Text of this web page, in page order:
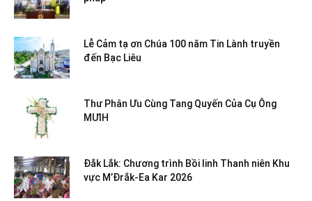
Lễ Cảm tạ ơn Chúa 100 năm Tin Lành truyền
đến Bạc Liêu
Thư Phân Ưu Cùng Tang Quyến Của Cụ Ông
MƯIH
Đắk Lắk: Chương trình Bồi linh Thanh niên Khu
vực M’Đrắk-Ea Kar 2026